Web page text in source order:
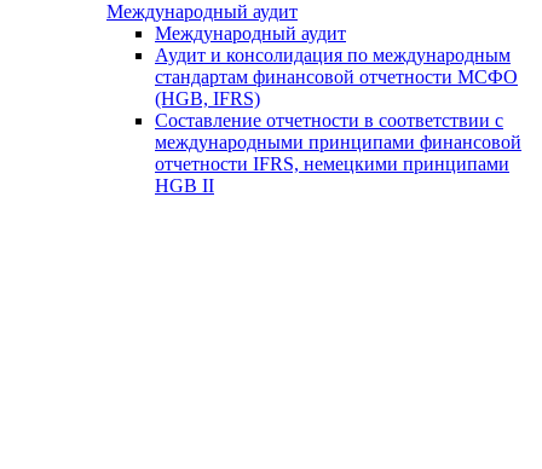
Международный аудит
Международный аудит
Аудит и консолидация по международным
стандартам финансовой отчетности МСФО
(HGB, IFRS)
Составление отчетности в соответствии с
международными принципами финансовой
отчетности IFRS, немецкими принципами
HGB II